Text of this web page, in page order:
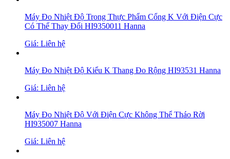
Máy Đo Nhiệt Độ Trong Thực Phẩm Cổng K Với Điện Cực
Có Thể Thay Đổi HI9350011 Hanna
Giá: Liên hệ
Máy Đo Nhiệt Độ Kiểu K Thang Đo Rộng HI93531 Hanna
Giá: Liên hệ
Máy Đo Nhiệt Độ Với Điện Cực Không Thể Tháo Rời
HI935007 Hanna
Giá: Liên hệ